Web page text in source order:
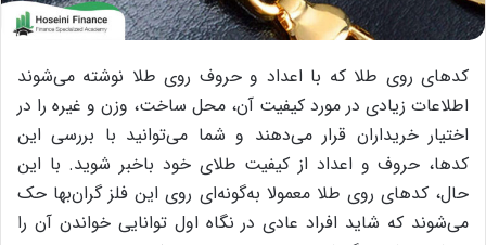
کدهای روی طلا که با اعداد و حروف روی طلا نوشته می‌شوند
اطلاعات زیادی در مورد کیفیت آن، محل ساخت، وزن و غیره را در
اختیار خریداران قرار می‌دهند و شما می‌توانید با بررسی این
کدها، حروف و اعداد از کیفیت طلای خود باخبر شوید. با این
حال، کدهای روی طلا معمولا به‌گونه‌ای روی این فلز گران‌بها حک
می‌شوند که شاید افراد عادی در نگاه اول توانایی خواندن آن را